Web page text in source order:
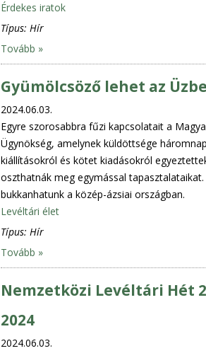
Érdekes iratok
Típus: Hír
Tovább »
Gyümölcsöző lehet az
2024.06.03.
Egyre szorosabbra fűzi kapcsolatait a
Ügynökség, amelynek küldöttsége
kiállításokról és kötet kiadásokról
oszthatnák meg egymással
bukkanhatunk a közép-ázsiai országban.
Levéltári élet
Típus: Hír
Tovább »
Nemzetközi Levéltári Hét
2024
2024.06.03.